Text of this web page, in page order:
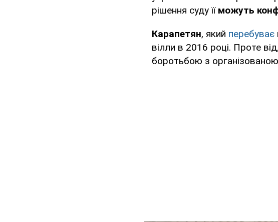
рішення суду її можуть
Карапетян, який перебуває
вілли в 2016 році. Проте
боротьбою з